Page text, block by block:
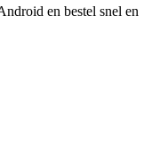
en bestel snel en